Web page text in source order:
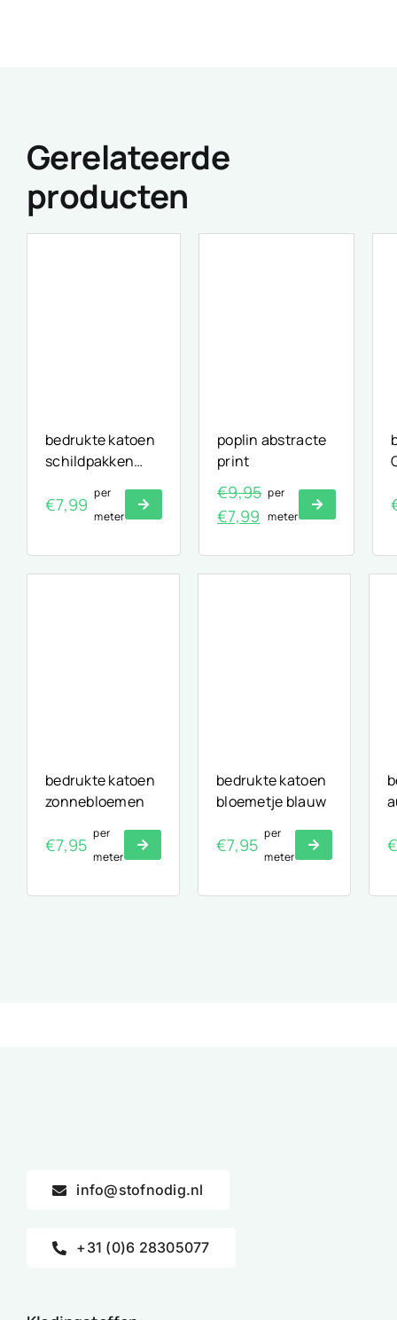
Gerelateerde
producten
bedrukte katoen
schildpakken
€7,99
per
meter
poplin abstracte
print
€9,95
Oorspronkelijke
was:
€7,99 Huidige
is:
per
meter
bedrukte katoen
zonnebloemen
€7,95
per
meter
bedrukte katoen
bloemetje blauw
€7,95
per
meter
info@stofnodig.nl
+31 (0)6 28305077